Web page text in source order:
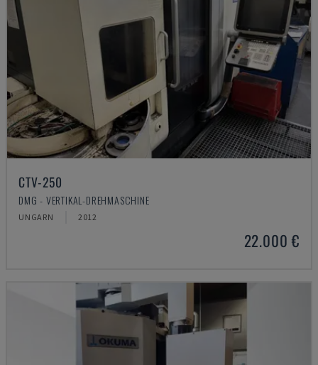
CTV-250
DMG - VERTIKAL-DREHMASCHINE
UNGARN 2012
22.000 €